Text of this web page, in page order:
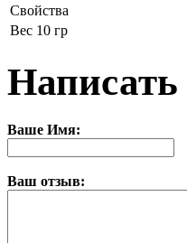
Свойства
Вес 10 гр
Написать
Ваше Имя:
Ваш отзыв: